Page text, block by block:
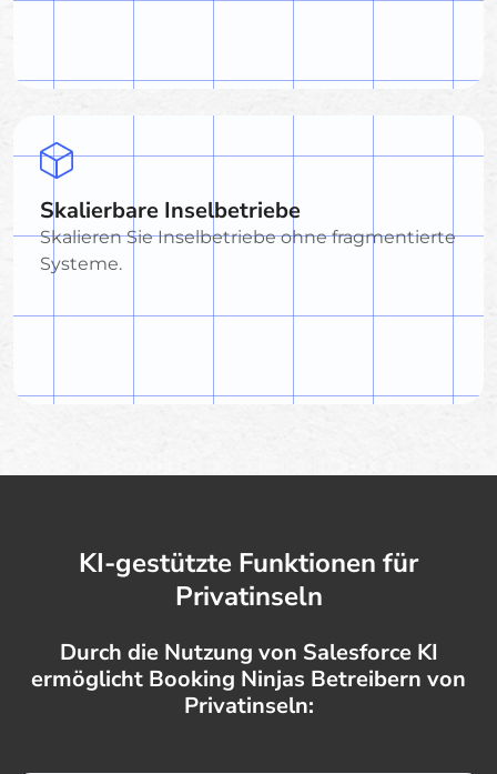
Skalierbare Inselbetriebe
Skalieren Sie Inselbetriebe ohne fragmentierte
Systeme.
KI-gestützte Funktionen für
Privatinseln
Durch die Nutzung von Salesforce KI
ermöglicht Booking Ninjas Betreibern von
Privatinseln: